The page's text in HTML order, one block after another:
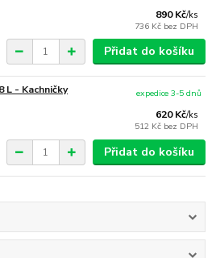
890 Kč/ks
736 Kč bez DPH
Přidat do košíku
L - Kachničky
620 Kč/ks
512 Kč bez DPH
expedice 3-5 dnů
Přidat do košíku